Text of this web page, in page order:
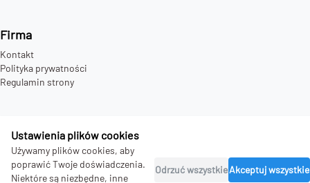
Ustawienia plików cookies
Używamy plików cookies, aby
poprawić Twoje doświadczenia.
Niektóre są niezbędne, inne
Odrzuć wszystkieAkceptuj wszystkie
Firma
Kontakt
Polityka prywatności
Regulamin strony
2026bday.love - all rights reserved.